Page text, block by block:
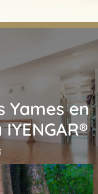
Yames en